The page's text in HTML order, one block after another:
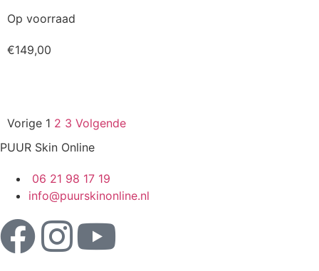
Op voorraad
€149,00
Vorige 1 2 3 Volgende
PUUR Skin Online
06 21 98 17 19
info@puurskinonline.nl